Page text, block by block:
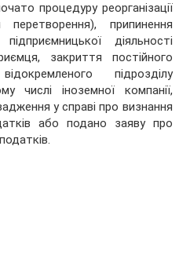
процедуру реорганізації
припинення
діяльності
закриття постійного
підрозділу
числі іноземної компанії,
у справі про визнання
або подано заяву про